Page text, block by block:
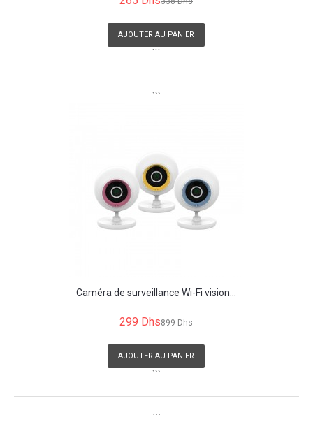
AJOUTER AU PANIER
```
```
Caméra de surveillance Wi-Fi vision...
299 Dhs899 Dhs
AJOUTER AU PANIER
```
```